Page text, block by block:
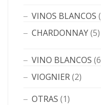
VINOS BLANCOS
CHARDONNAY(5)
VINO BLANCOS
VIOGNIER(2)
OTRAS (1)